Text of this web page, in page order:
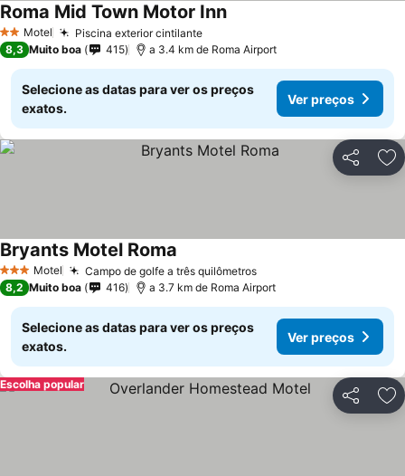
2 Estrelas
Motel Piscina exterior cintilante
Roma Mid Town Motor Inn
8,3 Muito boa 415 a 3.4 km de Roma Airport
Selecione as datas para ver os preços
exatos.
Ver preços
Partilhar
3 EstrelasMotel Campo de golfe a três quilômetros
Bryants Motel Roma
8,2 Muito boa 416 a 3.7 km de Roma Airport
Selecione as datas para ver os preços
exatos.
Ver preços
Partilhar
Escolha popular